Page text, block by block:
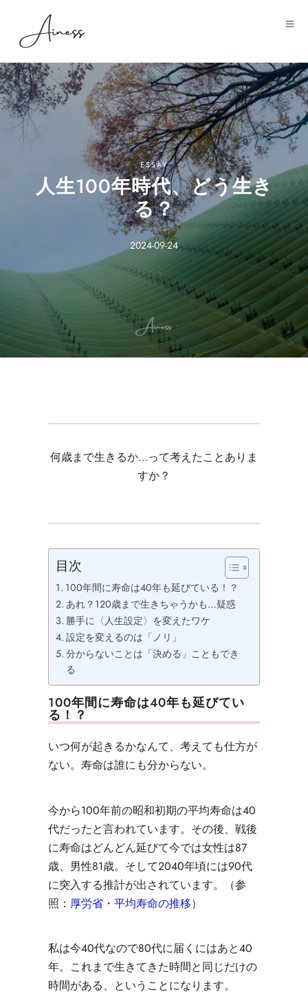
ESSAY
人生100年時代、どう生き
る？
2024-09-24
何歳まで生きるか…って考えたことありま
すか？
目次
100年間に寿命は40年も延びている！？
あれ？120歳まで生きちゃうかも…疑惑
勝手に〈人生設定〉を変えたワケ
設定を変えるのは「ノリ」
分からないことは「決める」こともでき
る
100年間に寿命は40年も延びてい
る！？
いつ何が起きるかなんて、 考えても仕方が
ない。 寿命は誰にも分からない。
今から100年前の昭和初期の平均寿命は40
代だったと言われています。 その後、戦後
に寿命はどんどん延びて今では女性は87
歳、男性81歳。そして2040年頃には90代
に突入する推計が出されています。
（参
照： 厚労省・平均寿命の推移）
私は今40代なので80代に届くにはあと40
年。これまで生きてきた時間と同じだけの
時間がある、ということになります。